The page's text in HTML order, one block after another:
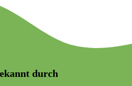
durch